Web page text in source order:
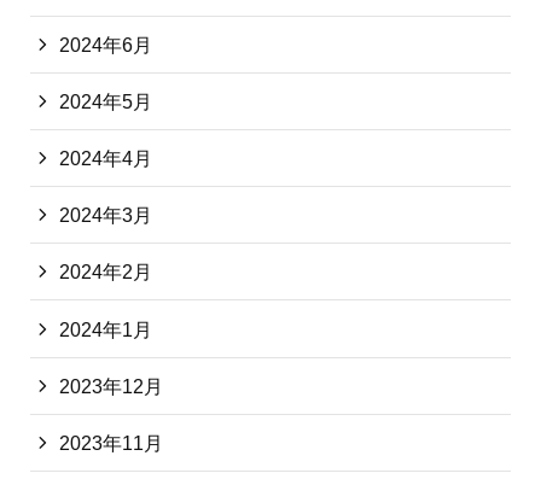
2024年6月
2024年5月
2024年4月
2024年3月
2024年2月
2024年1月
2023年12月
2023年11月